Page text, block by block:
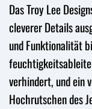
Das Troy Lee
cleverer Details
und Funktionalität
verhindert, und ein
Hochrutschen des